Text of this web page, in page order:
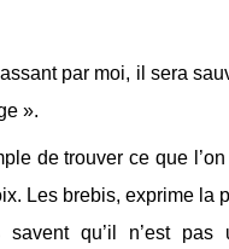
par moi, il sera
».
de trouver ce que
Les brebis, exprime la
qu’il n’est pas